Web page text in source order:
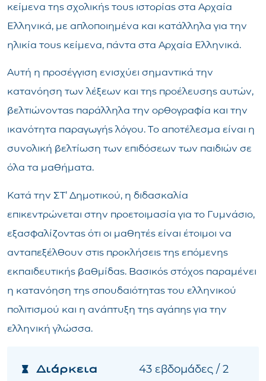
κείμενα της σχολικής τους ιστορίας στα Αρχαία
Ελληνικά, με απλοποιημένα και κατάλληλα για την
ηλικία τους κείμενα, πάντα στα Αρχαία Ελληνικά.
Αυτή η προσέγγιση ενισχύει σημαντικά την
κατανόηση των λέξεων και της προέλευσης αυτών,
βελτιώνοντας παράλληλα την ορθογραφία και την
ικανότητα παραγωγής λόγου. Το αποτέλεσμα είναι η
συνολική βελτίωση των επιδόσεων των παιδιών σε
όλα τα μαθήματα.
Κατά την ΣΤ’ Δημοτικού, η διδασκαλία
επικεντρώνεται στην προετοιμασία για το Γυμνάσιο,
εξασφαλίζοντας ότι οι μαθητές είναι έτοιμοι να
ανταπεξέλθουν στις προκλήσεις της επόμενης
εκπαιδευτικής βαθμίδας. Βασικός στόχος παραμένει
η κατανόηση της σπουδαιότητας του ελληνικού
πολιτισμού και η ανάπτυξη της αγάπης για την
ελληνική γλώσσα.
Διάρκεια
43 εβδομάδες / 2